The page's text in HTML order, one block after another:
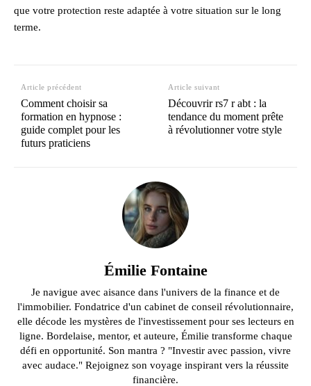
que votre protection reste adaptée à votre situation sur le long
terme.
Article précédent
Comment choisir sa
formation en hypnose :
guide complet pour les
futurs praticiens
Article suivant
Découvrir rs7 r abt : la
tendance du moment prête
à révolutionner votre style
Émilie Fontaine
Je navigue avec aisance dans l'univers de la finance et de
l'immobilier. Fondatrice d'un cabinet de conseil révolutionnaire,
elle décode les mystères de l'investissement pour ses lecteurs en
ligne. Bordelaise, mentor, et auteure, Émilie transforme chaque
défi en opportunité. Son mantra ? "Investir avec passion, vivre
avec audace." Rejoignez son voyage inspirant vers la réussite
financière.